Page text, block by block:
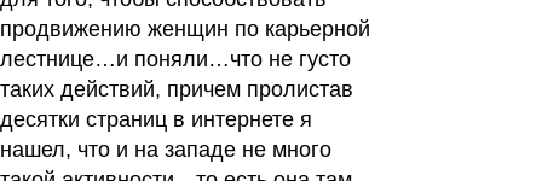
продвижению женщин по карьерной
лестнице…и поняли…что не густо
таких действий, причем пролистав
десятки страниц в интернете я
нашел, что и на западе не много